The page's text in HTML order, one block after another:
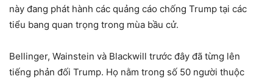
này đang phát hành các quảng cáo chống Trump tại các
tiểu bang quan trọng trong mùa bầu cử.
Bellinger, Wainstein và Blackwill trước đây đã từng lên
tiếng phản đối Trump. Họ nằm trong số 50 người thuộc